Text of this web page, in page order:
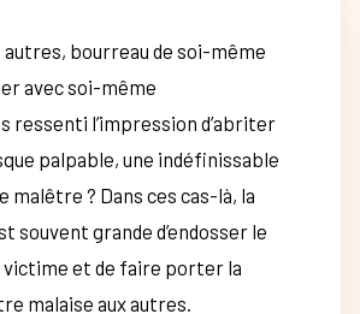
bourreau de soi-même
avec soi-même
ressenti l’impression d’abriter
palpable, une indéfinissable
malêtre ? Dans ces cas-là, la
souvent grande d’endosser le
victime et de faire porter la
malaise aux autres.